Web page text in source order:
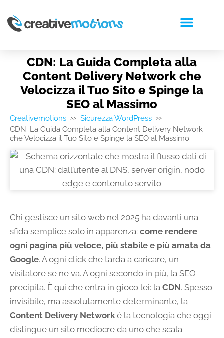
CDN: La Guida Completa alla
Content Delivery Network che
Velocizza il Tuo Sito e Spinge la
SEO al Massimo
Creativemotions >> Sicurezza WordPress >>
CDN: La Guida Completa alla Content Delivery Network
che Velocizza il Tuo Sito e Spinge la SEO al Massimo
Chi gestisce un sito web nel 2025 ha davanti una
sfida semplice solo in apparenza: come rendere
ogni pagina più veloce, più stabile e più amata da
Google. A ogni click che tarda a caricare, un
visitatore se ne va. A ogni secondo in più, la SEO
precipita. È qui che entra in gioco lei: la CDN. Spesso
invisibile, ma assolutamente determinante, la
Content Delivery Networkè la tecnologia che oggi
distingue un sito mediocre da uno che scala